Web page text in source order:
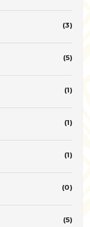
(3)
(5)
(1)
(1)
(1)
(0)
(5)